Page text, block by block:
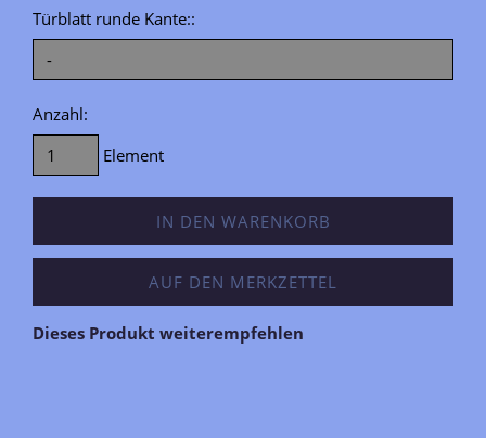
Türblatt runde Kante::
Anzahl:
Element
IN DEN WARENKORB
AUF DEN MERKZETTEL
Dieses Produkt weiterempfehlen